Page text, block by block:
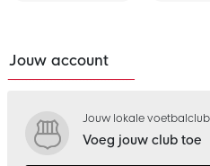
Jouw account
Jouw lokale voetbalclub
Voeg jouw club toe